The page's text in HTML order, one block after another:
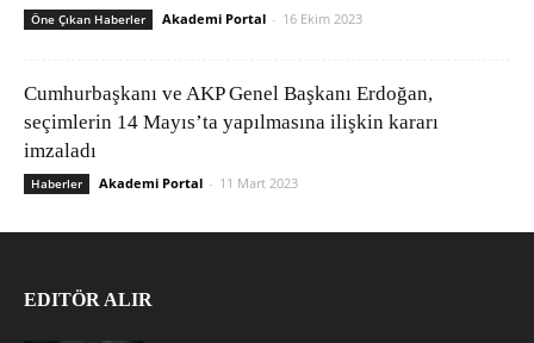
Öne Çıkan Haberler Akademi Portal - 16 Ekim 2023
Cumhurbaşkanı ve AKP Genel Başkanı Erdoğan,
seçimlerin 14 Mayıs’ta yapılmasına ilişkin kararı
imzaladı
Haberler Akademi Portal - 11 Mart 2023
EDITÖR ALIR